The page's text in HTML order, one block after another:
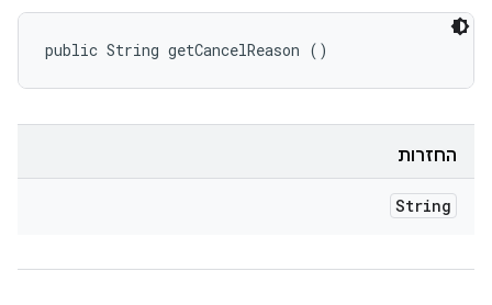
public String getCancelReason ()
החזרות
String